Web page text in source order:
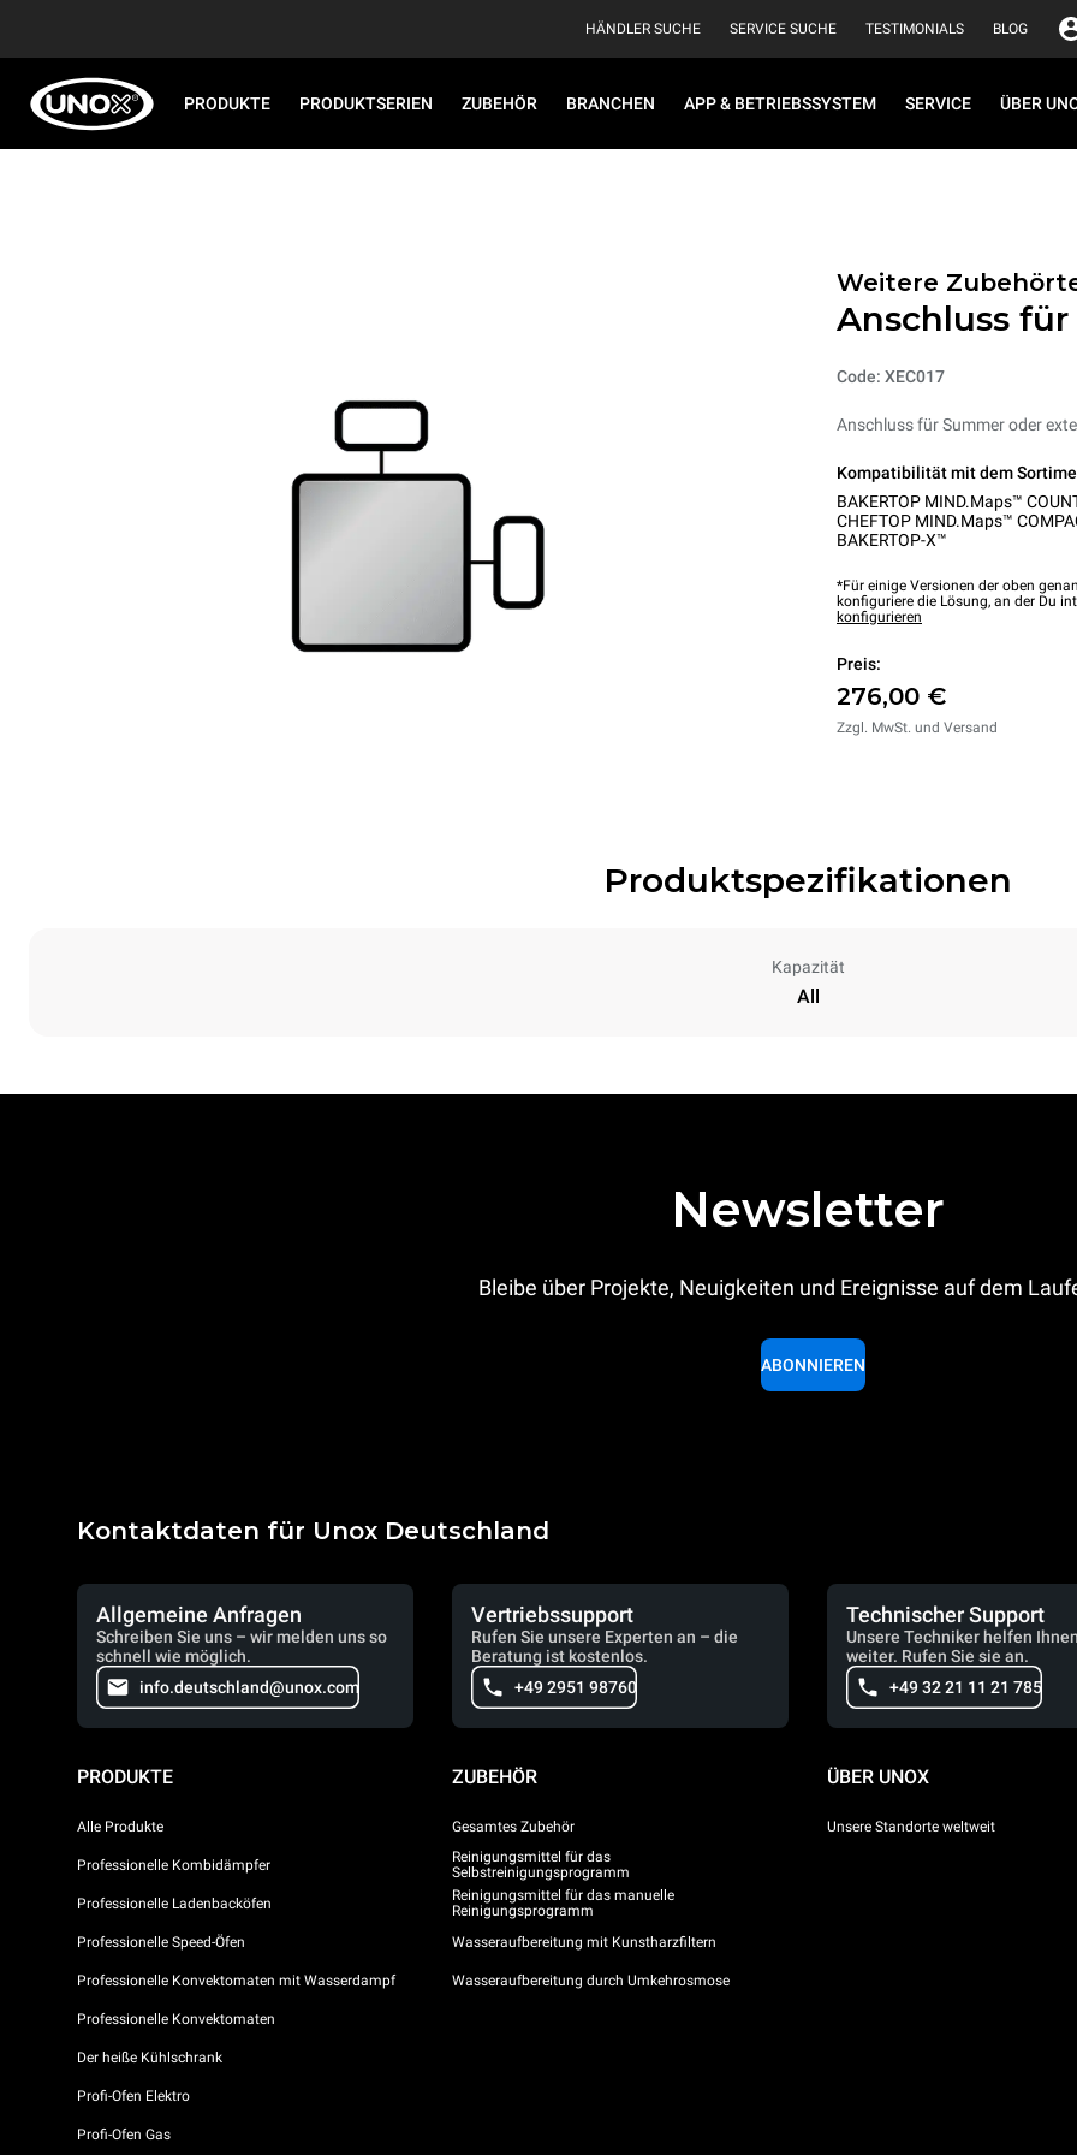
HÄNDLER SUCHE SERVICE SUCHE TESTIMONIALS BLOG
PRODUKTE PRODUKTSERIEN ZUBEHÖR BRANCHEN APP & BETRIEBSSYSTEM SERVICE ÜBER
Weitere
Anschluss
Code: XEC017
Anschluss für Summer oder
Kompatibilität mit dem
BAKERTOP MIND.Maps™
CHEFTOP MIND.Maps™
BAKERTOP-X™
*Für einige Versionen der oben
konfiguriere die Lösung, an der Du
konfigurieren
Preis:
276,00 €
Zzgl. MwSt. und Versand
Produktspezifikationen
Kapazität
All
Newsletter
Bleibe über Projekte, Neuigkeiten und Ereignisse auf dem
ABONNIEREN
Kontaktdaten für Unox Deutschland
Allgemeine Anfragen
Schreiben Sie uns – wir melden uns so
schnell wie möglich.
info.deutschland@unox.com
Vertriebssupport
Rufen Sie unsere Experten an – die
Beratung ist kostenlos.
+49 2951 98760
Technischer Support
Unsere Techniker helfen
weiter. Rufen Sie sie an.
+49 32 21 11 21 785
PRODUKTE
Alle Produkte
Professionelle Kombidämpfer
Professionelle Ladenbacköfen
Professionelle Speed-Öfen
Professionelle Konvektomaten mit Wasserdampf
Professionelle Konvektomaten
Der heiße Kühlschrank
Profi-Ofen Elektro
Profi-Ofen Gas
ZUBEHÖR
Gesamtes Zubehör
Reinigungsmittel für das
Selbstreinigungsprogramm
Reinigungsmittel für das manuelle
Reinigungsprogramm
Wasseraufbereitung mit Kunstharzfiltern
Wasseraufbereitung durch Umkehrosmose
ÜBER UNOX
Unsere Standorte weltweit